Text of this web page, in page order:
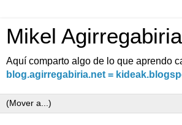
Mikel Agirregabiria
Aquí comparto algo de lo que aprendo
blog.agirregabiria.net =